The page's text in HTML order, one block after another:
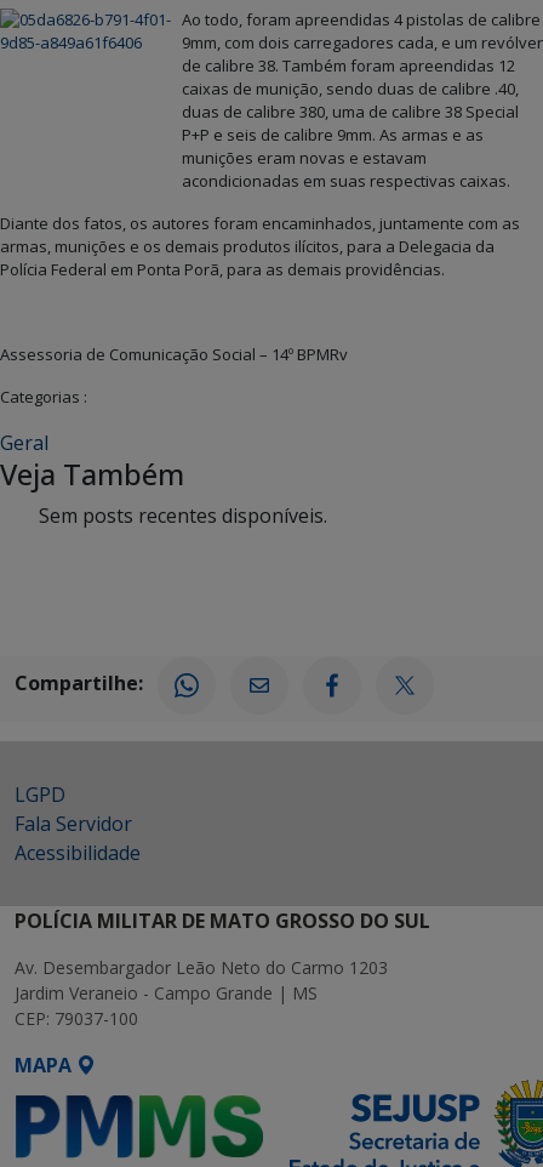
Ao todo, foram apreendidas 4 pistolas de calibre
9mm, com dois carregadores cada, e um revólver
de calibre 38. Também foram apreendidas 12
caixas de munição, sendo duas de calibre .40,
duas de calibre 380, uma de calibre 38 Special
P+P e seis de calibre 9mm. As armas e as
munições eram novas e estavam
acondicionadas em suas respectivas caixas.
Diante dos fatos, os autores foram encaminhados, juntamente com as
armas, munições e os demais produtos ilícitos, para a Delegacia da
Polícia Federal em Ponta Porã, para as demais providências.
Assessoria de Comunicação Social – 14º BPMRv
Categorias :
Geral
Veja Também
Sem posts recentes disponíveis.
Compartilhe:
LGPD
Fala Servidor
Acessibilidade
POLÍCIA MILITAR DE MATO GROSSO DO SUL
Av. Desembargador Leão Neto do Carmo 1203
Jardim Veraneio - Campo Grande | MS
CEP: 79037-100
MAPA